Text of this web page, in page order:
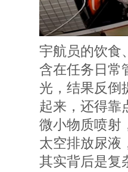
宇航员的饮食
含在任务日常
光，结果反倒
起来，还得靠
微小物质喷射
太空排放尿液
其实背后是复